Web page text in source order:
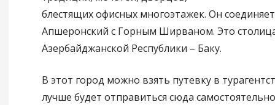
блестящих офисных многоэтажек. Он
Апшеронский с Горным Ширваном. Это
Азербайджанской Республики – Баку.
В этот город можно взять путевку в
лучше будет отправиться сюда